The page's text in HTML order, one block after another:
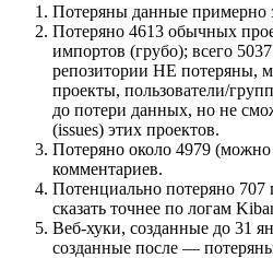
Потеряны данные примерно
Потеряно 4613 обычных
импортов (грубо); всего
репозитории НЕ потеряны,
проекты, пользователи/
до потери данных, но не
(issues) этих проектов.
Потеряно около 4979 (можно
комментариев.
Потенциально потеряно 707
сказать точнее по логам
Веб-хуки, созданные до 31
созданные после —